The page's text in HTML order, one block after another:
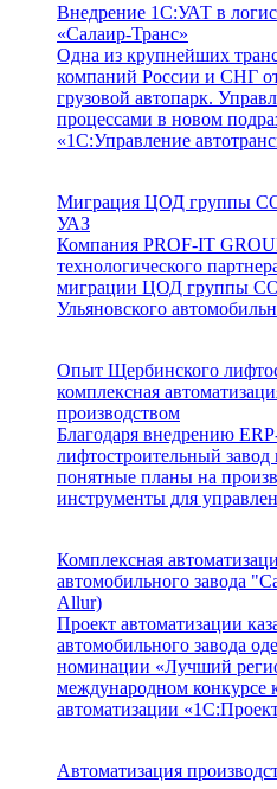
Внедрение 1С:УАТ в
«Салаир-Транс»
Одна из крупнейших
компаний России и СНГ
грузовой автопарк.
процессами в новом
«1С:Управление
Миграция ЦОД группы
УАЗ
Компания PROF-IT
технологического
миграции ЦОД группы
Ульяновского
Опыт Щербинского
комплексная
производством
Благодаря внедрению
лифтостроительный
понятные планы на
инструменты для
Комплексная
автомобильного завода
Allur)
Проект автоматизации
автомобильного завода
номинации «Лучший
международном конкурсе
автоматизации
Автоматизация